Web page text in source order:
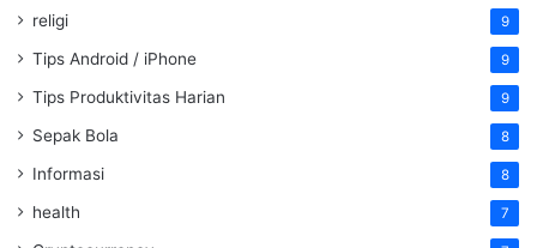
religi 9
Tips Android / iPhone 9
Tips Produktivitas Harian 9
Sepak Bola 8
Informasi 8
health 7